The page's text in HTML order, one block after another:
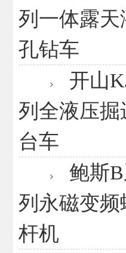
列一体露天
孔钻车
开山
列全液压掘
台车
鲍斯B
列永磁变频
杆机